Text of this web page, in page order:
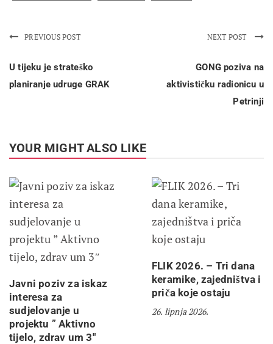
PREVIOUS POST
U tijeku je strateško
planiranje udruge GRAK
NEXT POST
GONG poziva na
aktivističku radionicu u
Petrinji
YOUR MIGHT ALSO LIKE
Javni poziv za iskaz
interesa za
sudjelovanje u
projektu ” Aktivno
tijelo, zdrav um 3″
FLIK 2026. – Tri dana
keramike, zajedništva i
priča koje ostaju
26. lipnja 2026.